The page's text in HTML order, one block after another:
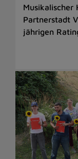
Musikalischer
Partnerstadt
jährigen